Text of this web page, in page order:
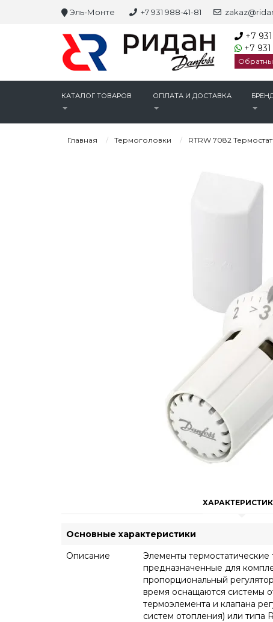
Эль-Монте +7 931 988-41-81
+7
+7 931
КАТАЛОГ ТОВАРОВ ОПЛАТА И ДОСТАВКА
Главная Термоголовки RTRW 7082
Основные характеристики
Описание
Элементы термостатические
предназначенные для
пропорциональный
время оснащаются системы
термоэлемента и клапана
систем отопления) или типа